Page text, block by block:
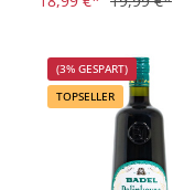
(3% GESPART)
TOPSELLER